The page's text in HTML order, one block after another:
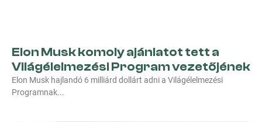
Elon Musk komoly ajánlatot tett a
Világélelmezési Program vezetőjének
Elon Musk hajlandó 6 milliárd dollárt adni a Világélelmezési
Programnak